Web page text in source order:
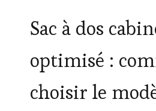
Sac à dos
optimisé :
choisir le